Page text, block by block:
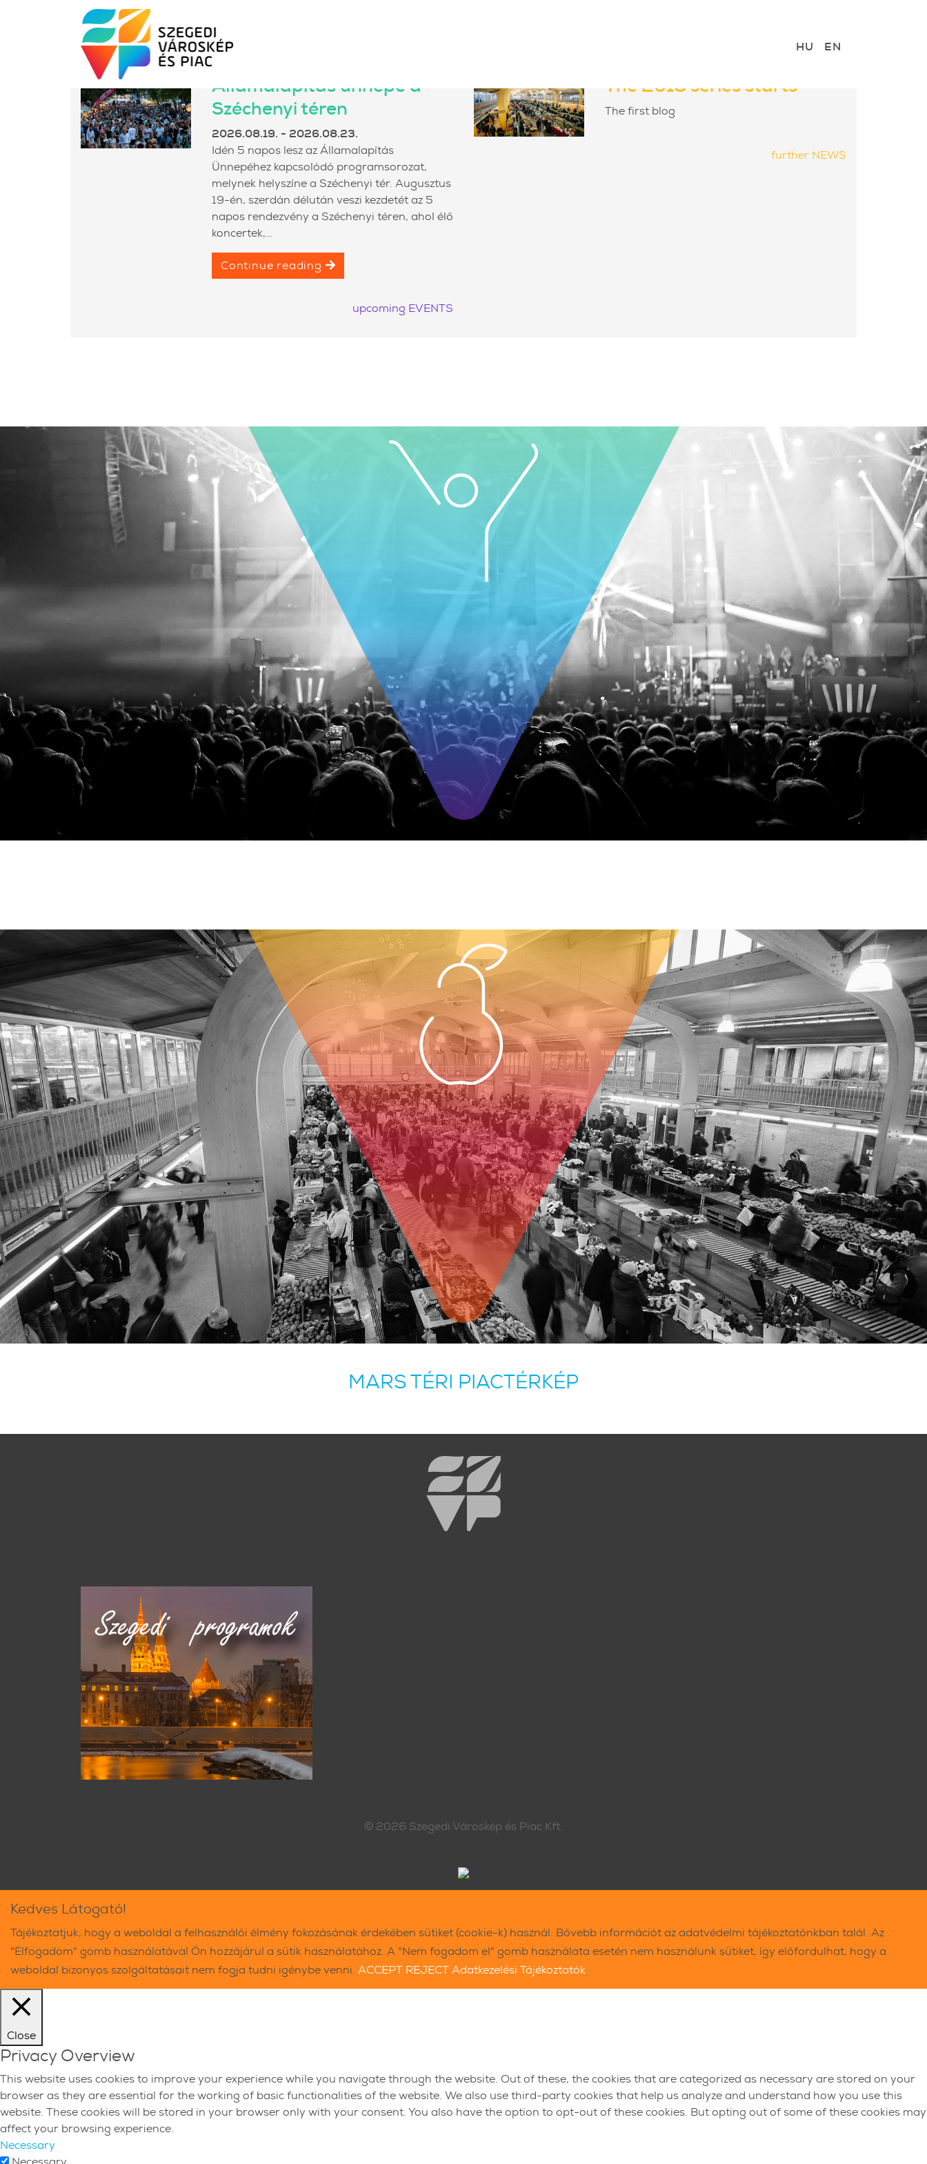
HU EN
EVENTS
Államalapítás ünnepe a
Széchenyi téren
2026.08.19. - 2026.08.23.
Idén 5 napos lesz az Államalapítás
Ünnepéhez kapcsolódó programsorozat,
melynek helyszíne a Széchenyi tér. Augusztus
19-én, szerdán délután veszi kezdetét az 5
napos rendezvény a Széchenyi téren, ahol élő
koncertek,…
Continue reading
upcoming EVENTS
The 2018 series starts
The first blog
further NEWS
MARS TÉRI PIACTÉRKÉP
© 2026 Szegedi Városkép és Piac Kft.
Kedves Látogató!
Tájékoztatjuk, hogy a weboldal a felhasználói élmény fokozásának érdekében sütiket (cookie-k) használ. Bővebb információt az adatvédelmi tájékoztatónkban talál. Az
"Elfogadom" gomb használatával Ön hozzájárul a sütik használatához. A "Nem fogadom el" gomb használata esetén nem használunk sütiket, így előfordulhat, hogy a
weboldal bizonyos szolgáltatásait nem fogja tudni igénybe venni. ACCEPT REJECTAdatkezelési Tájékoztatók
Close
Privacy Overview
This website uses cookies to improve your experience while you navigate through the website. Out of these, the cookies that are categorized as necessary are stored on your
browser as they are essential for the working of basic functionalities of the website. We also use third-party cookies that help us analyze and understand how you use this
website. These cookies will be stored in your browser only with your consent. You also have the option to opt-out of these cookies. But opting out of some of these cookies may
affect your browsing experience.
Necessary